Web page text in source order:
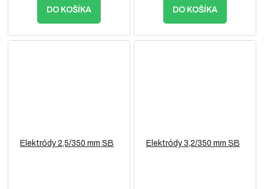
DO KOŠÍKA DO KOŠÍKA
Elektródy 2,5/350 mm SB Elektródy 3,2/350 mm SB